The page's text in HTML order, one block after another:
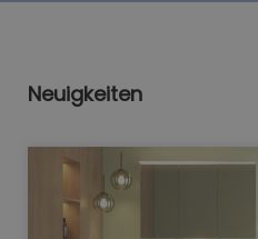
Neuigkeiten